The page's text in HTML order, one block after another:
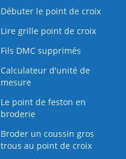
Débuter le point de croix
Lire grille point de croix
Fils DMC supprimés
Calculateur d'unité de
mesure
Le point de feston en
broderie
Broder un coussin gros
trous au point de croix